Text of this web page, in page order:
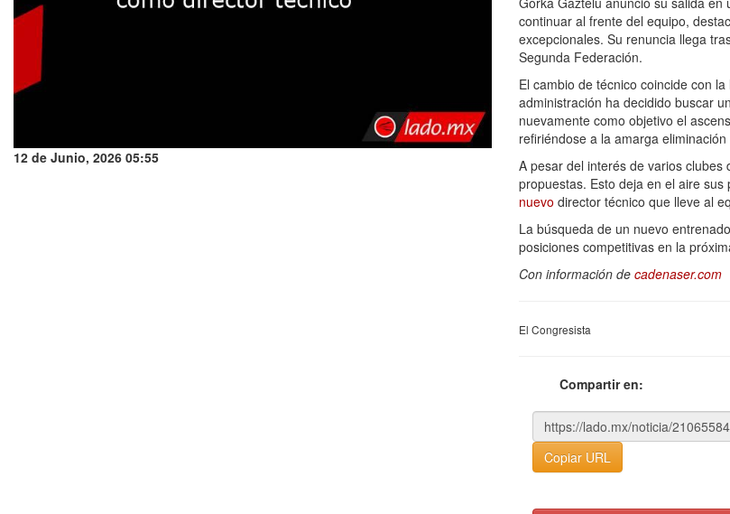
12 de Junio, 2026 05:55
continuar al frente del equipo,
excepcionales. Su renuncia llega
Segunda Federación.
El cambio de técnico coincide con
administración ha decidido buscar
nuevamente como objetivo el
refiriéndose a la amarga
A pesar del interés de varios
propuestas. Esto deja en el aire
nuevo director técnico que lleve al
La búsqueda de un nuevo
posiciones competitivas en la
Con información de cadenaser.com
El Congresista
Compartir en:
Copiar URL